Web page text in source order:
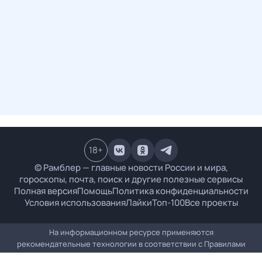
© Рамблер — главные новости России и мира,
гороскопы, почта, поиск и другие полезные сервисы
Полная версияПомощьПолитика конфиденциальности
Условия использованияЛайкиТоп-100Все проекты
18+
На информационном ресурсе применяются
рекомендательные технологии в соответствии с Правилами